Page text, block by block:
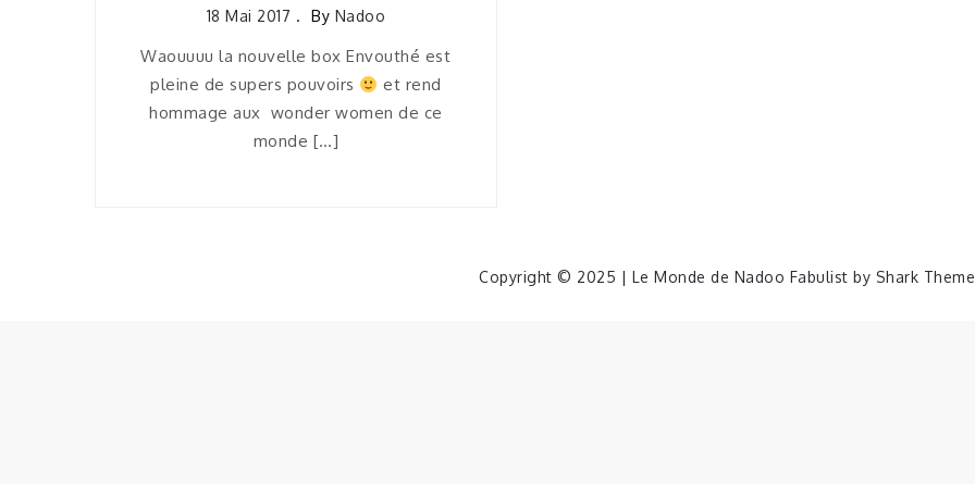
18 Mai 2017 By Nadoo
Waouuuu la nouvelle box Envouthé est
pleine de supers pouvoirs
et rend
hommage aux wonder women de ce
monde […]
Copyright © 2025 | Le Monde de Nadoo Fabulist by Shark